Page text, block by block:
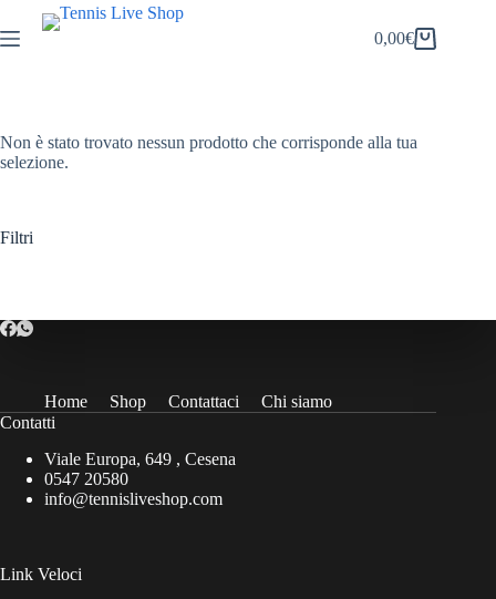
al
contenuto
Carrello
0,00€
Non è stato trovato nessun prodotto che corrisponde alla tua
selezione.
Filtri
Home Shop Contattaci
Chi siamo
Contatti
Viale Europa, 649 , Cesena
0547 20580
info@tennisliveshop.com
Link Veloci